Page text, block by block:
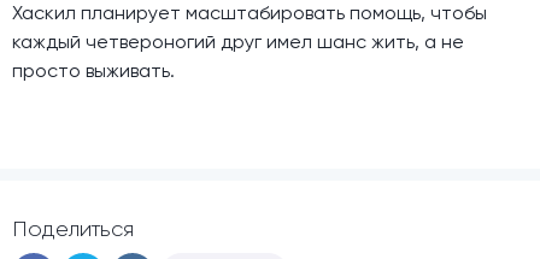
Хаскил планирует масштабировать помощь, чтобы
каждый четвероногий друг имел шанс жить, а не
просто выживать.
Поделиться